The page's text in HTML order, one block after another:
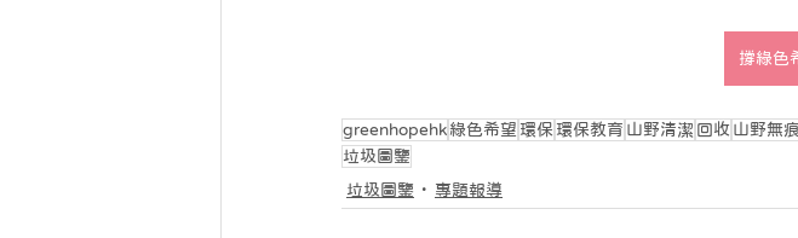
撐綠色
greenhopehk綠色希望 環保 環保教育 山野清潔 回收 山野無痕
垃圾圖鑒
垃圾圖鑒
專題報導